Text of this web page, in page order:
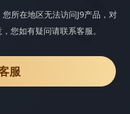
所在地区无法访问J9产品，对
您如有疑问请联系客服。
服